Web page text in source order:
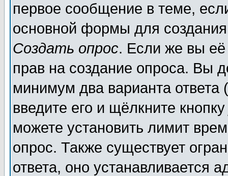
первое сообщение в теме,
основной формы для
Создать опрос. Если же вы её
прав на создание опроса. Вы
минимум два варианта ответа
введите его и щёлкните
можете установить лимит
опрос. Также существует
ответа, оно устанавливается